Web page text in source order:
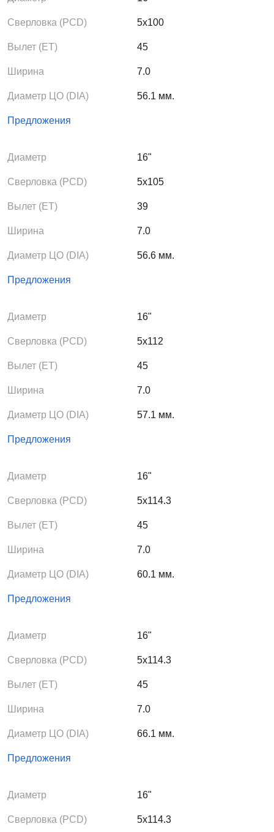
Сверловка (PCD) 5x100
Вылет (ЕТ) 45
Ширина 7.0
Диаметр ЦО (DIA) 56.1 мм.
Предложения
Диаметр 16"
Сверловка (PCD) 5x105
Вылет (ЕТ) 39
Ширина 7.0
Диаметр ЦО (DIA) 56.6 мм.
Предложения
Диаметр 16"
Сверловка (PCD) 5x112
Вылет (ЕТ) 45
Ширина 7.0
Диаметр ЦО (DIA) 57.1 мм.
Предложения
Диаметр 16"
Сверловка (PCD) 5x114.3
Вылет (ЕТ) 45
Ширина 7.0
Диаметр ЦО (DIA) 60.1 мм.
Предложения
Диаметр 16"
Сверловка (PCD) 5x114.3
Вылет (ЕТ) 45
Ширина 7.0
Диаметр ЦО (DIA) 66.1 мм.
Предложения
Диаметр 16"
Сверловка (PCD) 5x114.3